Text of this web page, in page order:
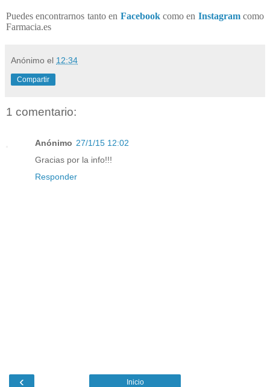
Puedes encontrarnos tanto en Facebook como en Instagramcomo
Farmacia.es
Anónimo el 12:34
Compartir
1 comentario:
Anónimo 27/1/15 12:02
Gracias por la info!!!
Responder
‹ Inicio